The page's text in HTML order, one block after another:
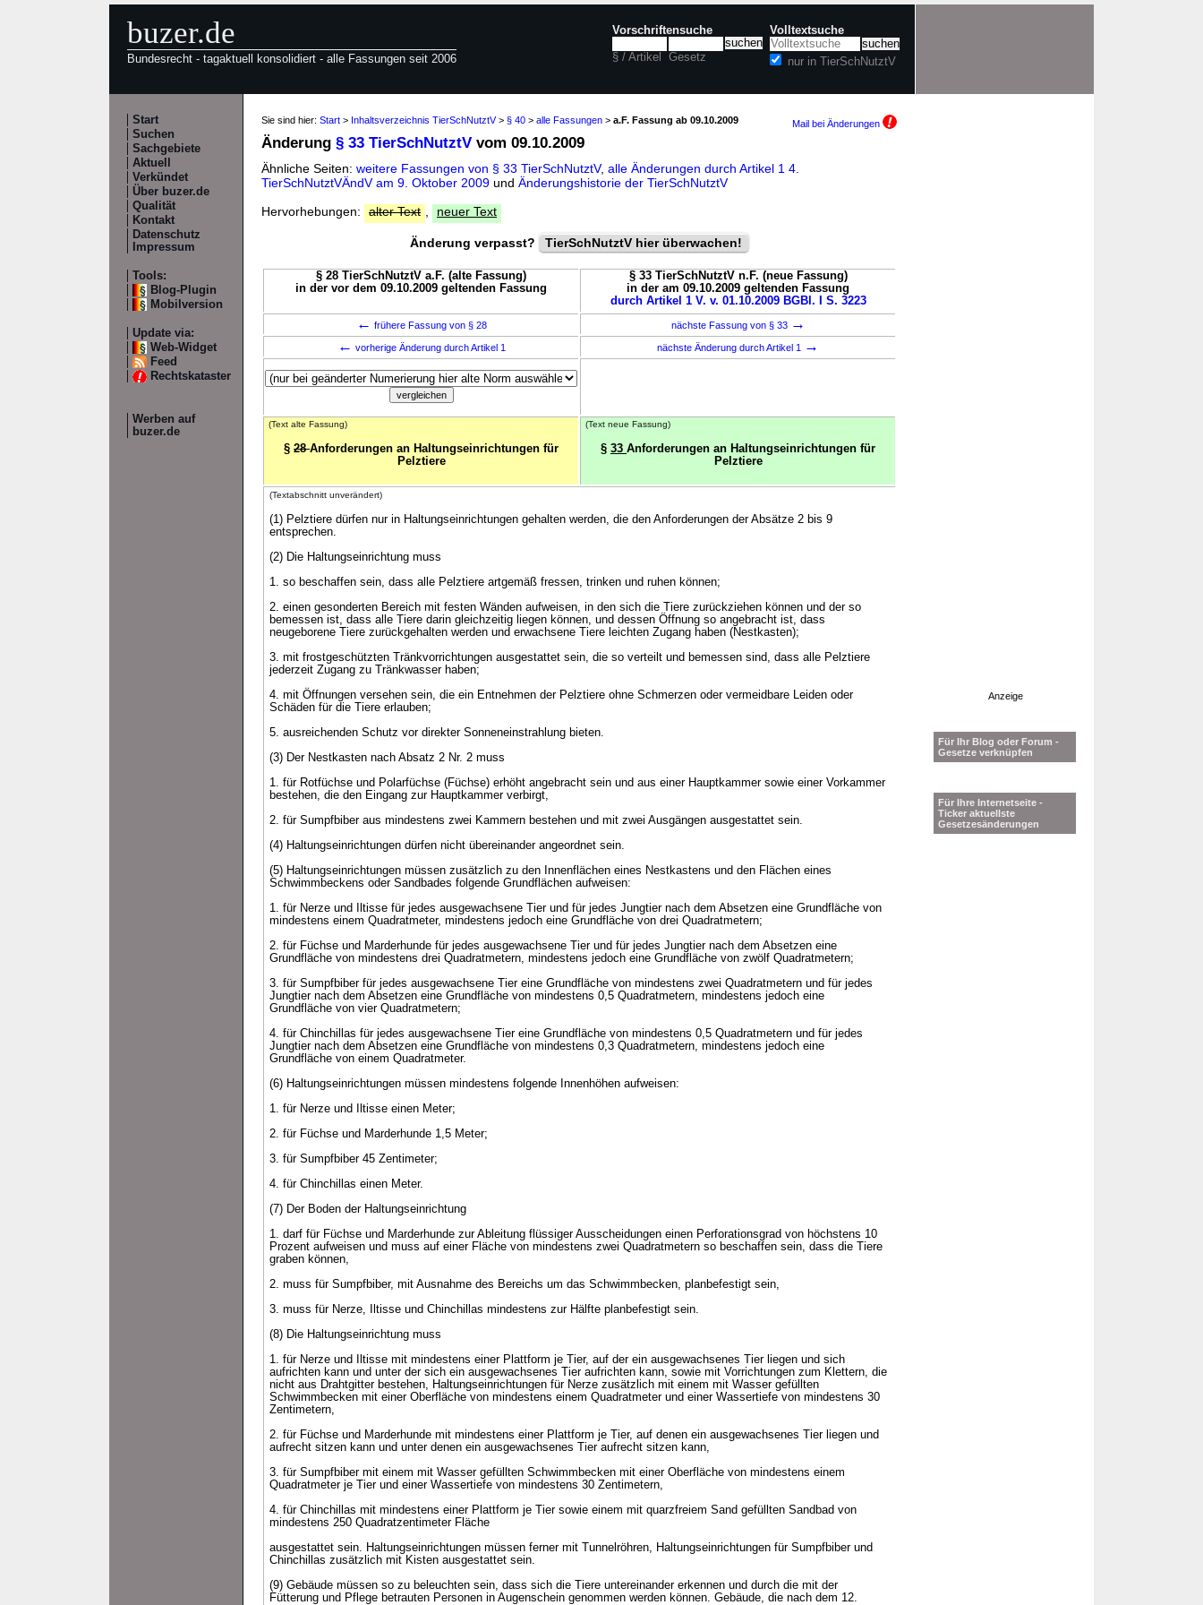
buzer.de
Bundesrecht - tagaktuell konsolidiert - alle Fassungen seit 2006
Vorschriftensuche
§ / Artikel Gesetz
Volltextsuche
nur in TierSchNutztV
Start
Suchen
Sachgebiete
Aktuell
Verkündet
Über buzer.de
Qualität
Kontakt
Datenschutz
Impressum
Tools:
Blog-Plugin
Mobilversion
Update via:
Web-Widget
Feed
Rechtskataster
Werben auf
buzer.de
Sie sind hier: Start > Inhaltsverzeichnis TierSchNutztV> § 40 > alle Fassungen > a.F. Fassung ab 09.10.2009 Mail bei Änderungen
Änderung § 33 TierSchNutztV vom 09.10.2009
Ähnliche Seiten: weitere Fassungen von § 33 TierSchNutztV, alle Änderungen durch Artikel 1 4.
TierSchNutztVÄndV am 9. Oktober 2009 und Änderungshistorie der TierSchNutztV
Hervorhebungen:
alter Text neuer Text
Änderung verpasst? TierSchNutztV hier überwachen!
§ 28 TierSchNutztV a.F. (alte Fassung)
in der vor dem 09.10.2009 geltenden Fassung
§ 33 TierSchNutztV n.F. (neue Fassung)
in der am 09.10.2009 geltenden Fassung
durch Artikel 1 V. v. 01.10.2009 BGBl. I S. 3223
← frühere Fassung von § 28 nächste Fassung von § 33 →
← vorherige Änderung durch Artikel 1 nächste Änderung durch Artikel 1 →
(Text alte Fassung)
§ 28Anforderungen an Haltungseinrichtungen für
Pelztiere
(Text neue Fassung)
§ 33 Anforderungen an Haltungseinrichtungen für
Pelztiere
(Textabschnitt unverändert)
(1) Pelztiere dürfen nur in Haltungseinrichtungen gehalten werden, die den Anforderungen der Absätze 2 bis 9
entsprechen.
(2) Die Haltungseinrichtung muss
1. so beschaffen sein, dass alle Pelztiere artgemäß fressen, trinken und ruhen können;
2. einen gesonderten Bereich mit festen Wänden aufweisen, in den sich die Tiere zurückziehen können und der so
bemessen ist, dass alle Tiere darin gleichzeitig liegen können, und dessen Öffnung so angebracht ist, dass
neugeborene Tiere zurückgehalten werden und erwachsene Tiere leichten Zugang haben (Nestkasten);
3. mit frostgeschützten Tränkvorrichtungen ausgestattet sein, die so verteilt und bemessen sind, dass alle Pelztiere
jederzeit Zugang zu Tränkwasser haben;
4. mit Öffnungen versehen sein, die ein Entnehmen der Pelztiere ohne Schmerzen oder vermeidbare Leiden oder
Schäden für die Tiere erlauben;
5. ausreichenden Schutz vor direkter Sonneneinstrahlung bieten.
(3) Der Nestkasten nach Absatz 2 Nr. 2 muss
1. für Rotfüchse und Polarfüchse (Füchse) erhöht angebracht sein und aus einer Hauptkammer sowie einer Vorkammer
bestehen, die den Eingang zur Hauptkammer verbirgt,
2. für Sumpfbiber aus mindestens zwei Kammern bestehen und mit zwei Ausgängen ausgestattet sein.
(4) Haltungseinrichtungen dürfen nicht übereinander angeordnet sein.
(5) Haltungseinrichtungen müssen zusätzlich zu den Innenflächen eines Nestkastens und den Flächen eines
Schwimmbeckens oder Sandbades folgende Grundflächen aufweisen:
1. für Nerze und Iltisse für jedes ausgewachsene Tier und für jedes Jungtier nach dem Absetzen eine Grundfläche von
mindestens einem Quadratmeter, mindestens jedoch eine Grundfläche von drei Quadratmetern;
2. für Füchse und Marderhunde für jedes ausgewachsene Tier und für jedes Jungtier nach dem Absetzen eine
Grundfläche von mindestens drei Quadratmetern, mindestens jedoch eine Grundfläche von zwölf Quadratmetern;
3. für Sumpfbiber für jedes ausgewachsene Tier eine Grundfläche von mindestens zwei Quadratmetern und für jedes
Jungtier nach dem Absetzen eine Grundfläche von mindestens 0,5 Quadratmetern, mindestens jedoch eine
Grundfläche von vier Quadratmetern;
4. für Chinchillas für jedes ausgewachsene Tier eine Grundfläche von mindestens 0,5 Quadratmetern und für jedes
Jungtier nach dem Absetzen eine Grundfläche von mindestens 0,3 Quadratmetern, mindestens jedoch eine
Grundfläche von einem Quadratmeter.
(6) Haltungseinrichtungen müssen mindestens folgende Innenhöhen aufweisen:
1. für Nerze und Iltisse einen Meter;
2. für Füchse und Marderhunde 1,5 Meter;
3. für Sumpfbiber 45 Zentimeter;
4. für Chinchillas einen Meter.
(7) Der Boden der Haltungseinrichtung
1. darf für Füchse und Marderhunde zur Ableitung flüssiger Ausscheidungen einen Perforationsgrad von höchstens 10
Prozent aufweisen und muss auf einer Fläche von mindestens zwei Quadratmetern so beschaffen sein, dass die Tiere
graben können,
2. muss für Sumpfbiber, mit Ausnahme des Bereichs um das Schwimmbecken, planbefestigt sein,
3. muss für Nerze, Iltisse und Chinchillas mindestens zur Hälfte planbefestigt sein.
(8) Die Haltungseinrichtung muss
1. für Nerze und Iltisse mit mindestens einer Plattform je Tier, auf der ein ausgewachsenes Tier liegen und sich
aufrichten kann und unter der sich ein ausgewachsenes Tier aufrichten kann, sowie mit Vorrichtungen zum Klettern, die
nicht aus Drahtgitter bestehen, Haltungseinrichtungen für Nerze zusätzlich mit einem mit Wasser gefüllten
Schwimmbecken mit einer Oberfläche von mindestens einem Quadratmeter und einer Wassertiefe von mindestens 30
Zentimetern,
2. für Füchse und Marderhunde mit mindestens einer Plattform je Tier, auf denen ein ausgewachsenes Tier liegen und
aufrecht sitzen kann und unter denen ein ausgewachsenes Tier aufrecht sitzen kann,
3. für Sumpfbiber mit einem mit Wasser gefüllten Schwimmbecken mit einer Oberfläche von mindestens einem
Quadratmeter je Tier und einer Wassertiefe von mindestens 30 Zentimetern,
4. für Chinchillas mit mindestens einer Plattform je Tier sowie einem mit quarzfreiem Sand gefüllten Sandbad von
mindestens 250 Quadratzentimeter Fläche
ausgestattet sein. Haltungseinrichtungen müssen ferner mit Tunnelröhren, Haltungseinrichtungen für Sumpfbiber und
Chinchillas zusätzlich mit Kisten ausgestattet sein.
(9) Gebäude müssen so zu beleuchten sein, dass sich die Tiere untereinander erkennen und durch die mit der
Fütterung und Pflege betrauten Personen in Augenschein genommen werden können. Gebäude, die nach dem 12.
Anzeige
Für Ihr Blog oder Forum -
Gesetze verknüpfen
Für Ihre Internetseite -
Ticker aktuellste
Gesetzesänderungen